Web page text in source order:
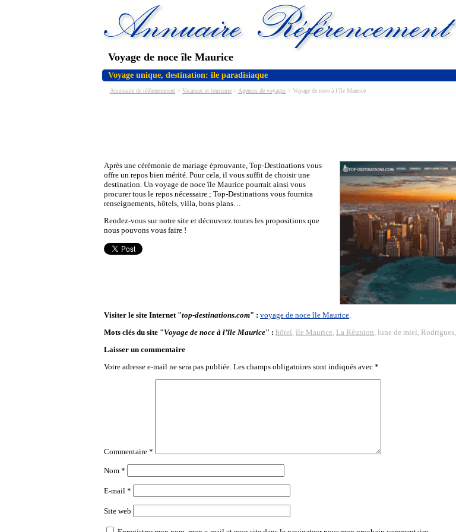
Voyage de noce île Maurice
Voyage unique, destination: île paradisiaque
Annnuaire de référencement > Vacances et tourisme > Agences de voyages > Voyage de noce à l’île Maurice
Après une cérémonie de mariage éprouvante, Top-Destinations vous
offre un repos bien mérité. Pour cela, il vous suffit de choisir une
destination. Un voyage de noce île Maurice pourrait ainsi vous
procurer tous le repos nécessaire ; Top-Destinations vous fournira
renseignements, hôtels, villa, bons plans…
Rendez-vous sur notre site et découvrez toutes les propositions que
nous pouvons vous faire !
Visiter le site Internet "top-destinations.com" : voyage de noce île Maurice.
Mots clés du site "Voyage de noce à l’île Maurice" : hôtel, île Maurice, La Réunion, lune de miel, Rodrigues,
Laisser un commentaire
Votre adresse e-mail ne sera pas publiée. Les champs obligatoires sont indiqués avec *
Commentaire *
Nom *
E-mail *
Site web